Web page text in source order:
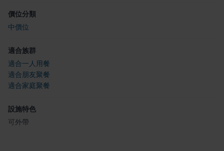
價位分類
中價位
適合族群
適合一人用餐
適合朋友聚餐
適合家庭聚餐
設施特色
可外帶